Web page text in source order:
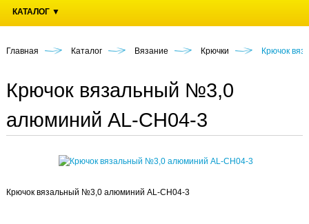
Наши
магазины
Новости
Контакты
КАТАЛОГ ▼
Главная Каталог Вязание Крючки Крючок
Крючок вязальный №3,0
алюминий AL-CH04-3
Крючок вязальный №3,0 алюминий AL-CH04-3